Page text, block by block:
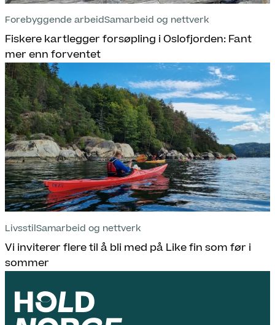
Forebyggende arbeidSamarbeid og nettverk
Fiskere kartlegger forsøpling i Oslofjorden: Fant
mer enn forventet
LivsstilSamarbeid og nettverk
Vi inviterer flere til å bli med på Like fin som før i
sommer